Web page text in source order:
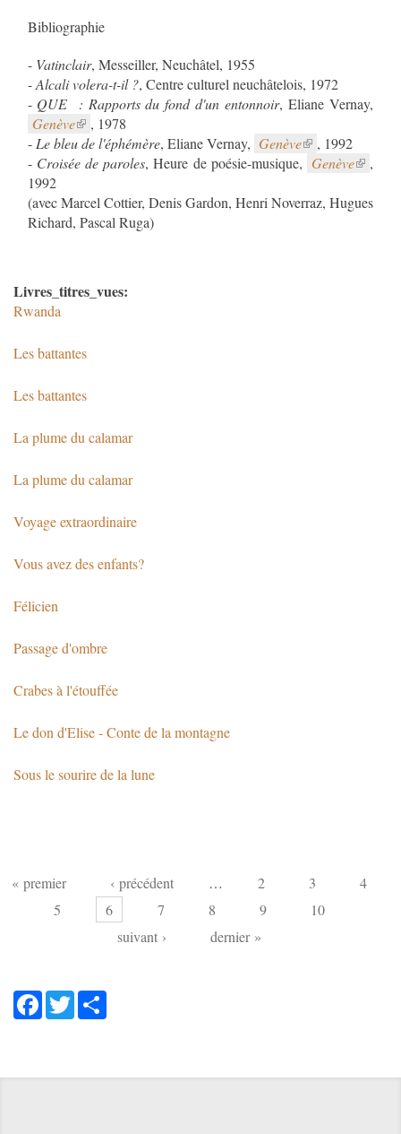
Bibliographie
- Vatinclair, Messeiller, Neuchâtel, 1955
-Alcali volera-t-il ?, Centre culturel neuchâtelois, 1972
- QUE : Rapports du fond d'un entonnoir
Genève
, 1978
-Le bleu de l'éphémère, Eliane Vernay, Genève
, 1992
- Croisée de paroles, Heure de poésie-musique, Genève
,
1992
(avec Marcel Cottier, Denis Gardon, Henri Noverraz, Hugues
Richard, Pascal Ruga)
Livres_titres_vues:
Rwanda
Les battantes
Les battantes
La plume du calamar
La plume du calamar
Voyage extraordinaire
Vous avez des enfants?
Félicien
Passage d'ombre
Crabes à l'étouffée
Le don d'Elise - Conte de la montagne
Sous le sourire de la lune
« premier ‹ précédent … 2 3
4
5
6 7 8 9
10
suivant ›
dernier »
Facebook
Twitter